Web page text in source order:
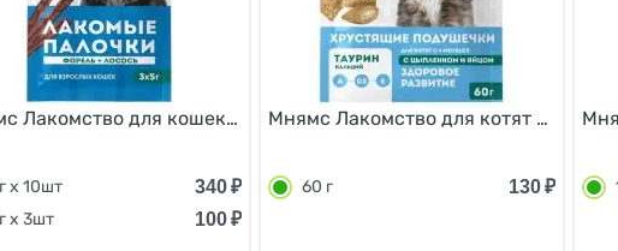
13,5 см Утка и Кролик NEW 5г х 10шт
Лакомство для кошек Лакомые палочки 13,5 см Лосось и
х 10шт 340₽
х 3шт
100₽
Мнямс Лакомство для котят
60 г 130 ₽